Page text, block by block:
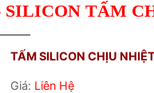
TẤM
TẤM SILICON CHỊU
Giá: Liên Hệ